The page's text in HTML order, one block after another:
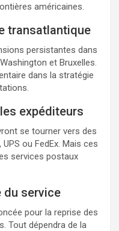
américaines.
transatlantique
persistantes dans
et Bruxelles.
dans la stratégie
expéditeurs
se tourner vers des
ou FedEx. Mais ces
services postaux
du service
pour la reprise des
Tout dépendra de la